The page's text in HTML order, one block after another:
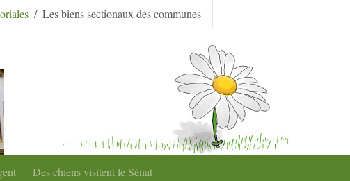
Des chiens visitent le Sénat
Les biens sectionaux des communes